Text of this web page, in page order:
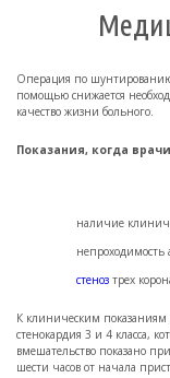
Операция по
помощью снижается
качество жизни больного.
Показания, когда
наличие
непроходимость
стеноз трех
К клиническим показаниям
стенокардия 3 и 4 класса,
вмешательство показано
шести часов от начала